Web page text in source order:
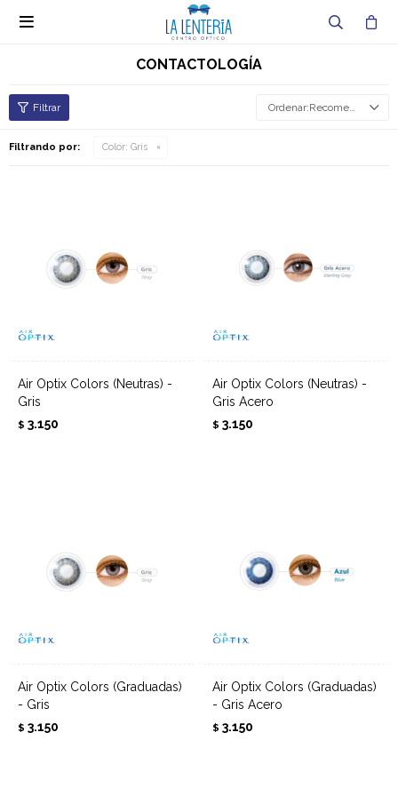

CONTACTOLOGÍA
Recomendados
Filtrando por: Color: Gris
Air Optix Colors (Neutras) -
Gris
$ 3.150
Air Optix Colors (Neutras) -
Gris Acero
$ 3.150
Air Optix Colors (Graduadas)
- Gris
$ 3.150
Air Optix Colors (Graduadas)
- Gris Acero
$ 3.150